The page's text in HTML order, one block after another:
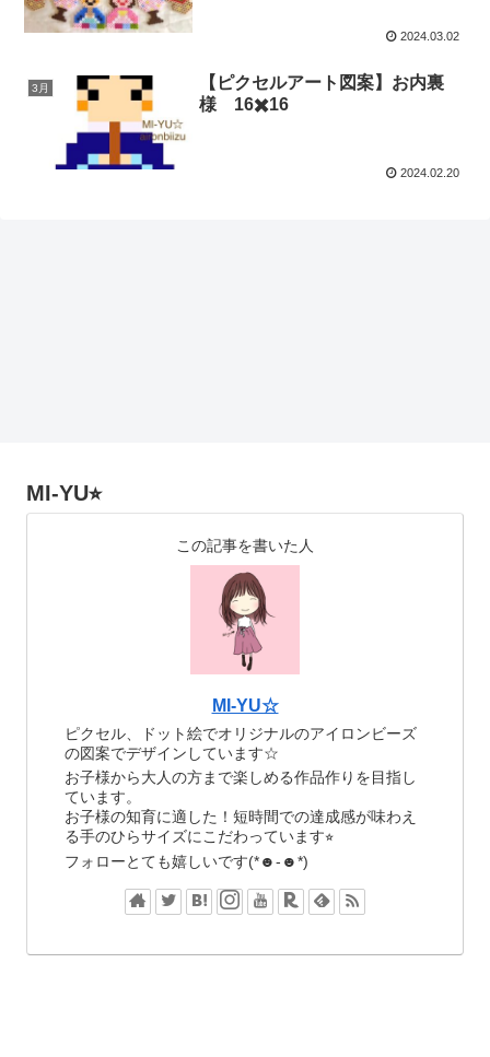
2024.03.02
3月
【ピクセルアート図案】お内裏
様 16✖️16
2024.02.20
MI-YU⭐︎
この記事を書いた人
MI-YU☆
ピクセル、ドット絵でオリジナルのアイロンビーズ
の図案でデザインしています☆
お子様から大人の方まで楽しめる作品作りを目指し
ています。
お子様の知育に適した！短時間での達成感が味わえ
る手のひらサイズにこだわっています⭐︎
フォローとても嬉しいです(*☻-☻*)